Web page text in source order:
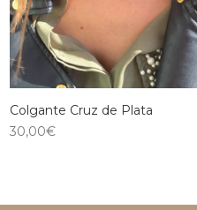
Colgante Cruz de Plata
30,00€